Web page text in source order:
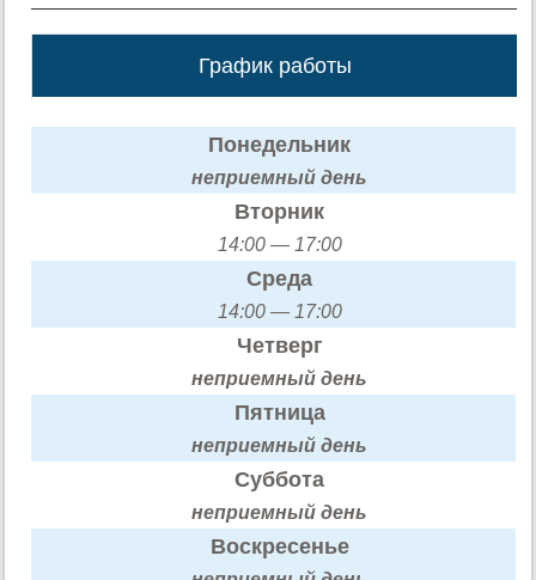
График работы
Понедельник
неприемный день
Вторник
14:00 — 17:00
Среда
14:00 — 17:00
Четверг
неприемный день
Пятница
неприемный день
Суббота
неприемный день
Воскресенье